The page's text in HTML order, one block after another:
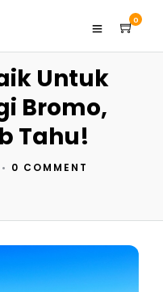
0
Untuk
Bromo,
Tahu!
• 0 COMMENT